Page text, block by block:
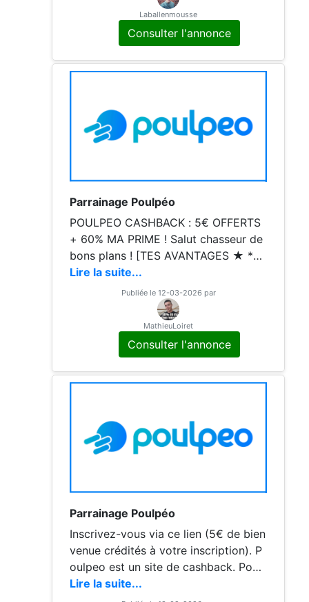
Laballenmousse
Consulter l'annonce
Parrainage Poulpéo
POULPEO CASHBACK : 5€ OFFERTS
+ 60% MA PRIME ! Salut chasseur de
bons plans ! [TES AVANTAGES ★ **5
€ offerts** à l'inscription Poulpeo ★
Cashback sur 2000+ sites (Fnac, Zal
ando...) ★ **+ 60% DE MA PRIME**
cash virement/PayPal [COMMENT] :
1. Clique LIEN : 2. Inscris-toi (code au
to) 3. 1er achat = 5€ + cashback + m
on bonus ! [EXEMPLE] : Fnac 100€ =
3-5% cashback + 5€
Lire la suite...
Publiée le 12-03-2026 par
MathieuLoiret
Consulter l'annonce
Parrainage Poulpéo
Inscrivez-vous via ce lien (5€ de bien
venue crédités à votre inscription). P
oulpeo est un site de cashback. Poul
peo dispose d'un réseau de plus de 1
Lire la suite...